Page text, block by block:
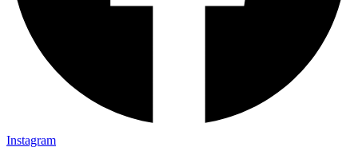
Instagram